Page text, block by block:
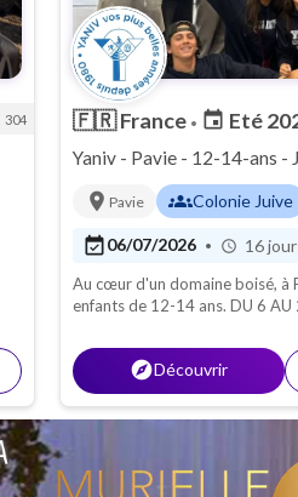
304 🇫🇷France • event Eté
Yaniv - Pavie - 12-14-ans -
location_on Pavie groupsColonie Juive
event_available06/07/2026 • schedule 16
Au cœur d'un domaine boisé, à
enfants de 12-14 ans. DU 6 AU
exploreDécouvrir